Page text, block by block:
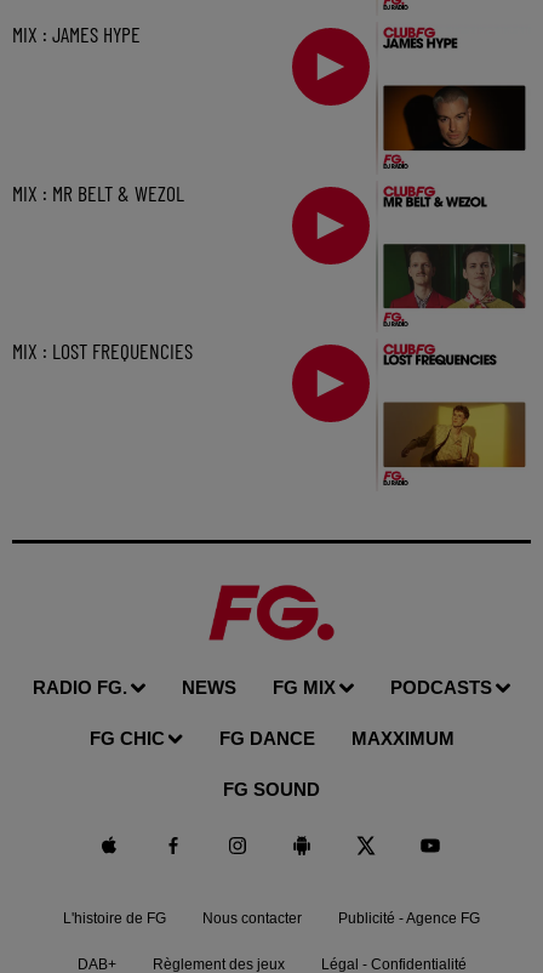
MIX : JAMES HYPE
MIX : MR BELT & WEZOL
MIX : LOST FREQUENCIES
RADIO FG. NEWS FG MIX PODCASTS
FG CHIC FG DANCE MAXXIMUM
FG SOUND
L'histoire de FG Nous contacter Publicité - Agence FG
DAB+ Règlement des jeux Légal - Confidentialité